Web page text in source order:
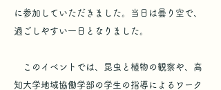
に参加していただきました。当日は曇り空で、
過ごしやすい一日となりました。
このイベントでは、昆虫と植物の観察や、高
知大学地域協働学部の学生の指導によるワーク